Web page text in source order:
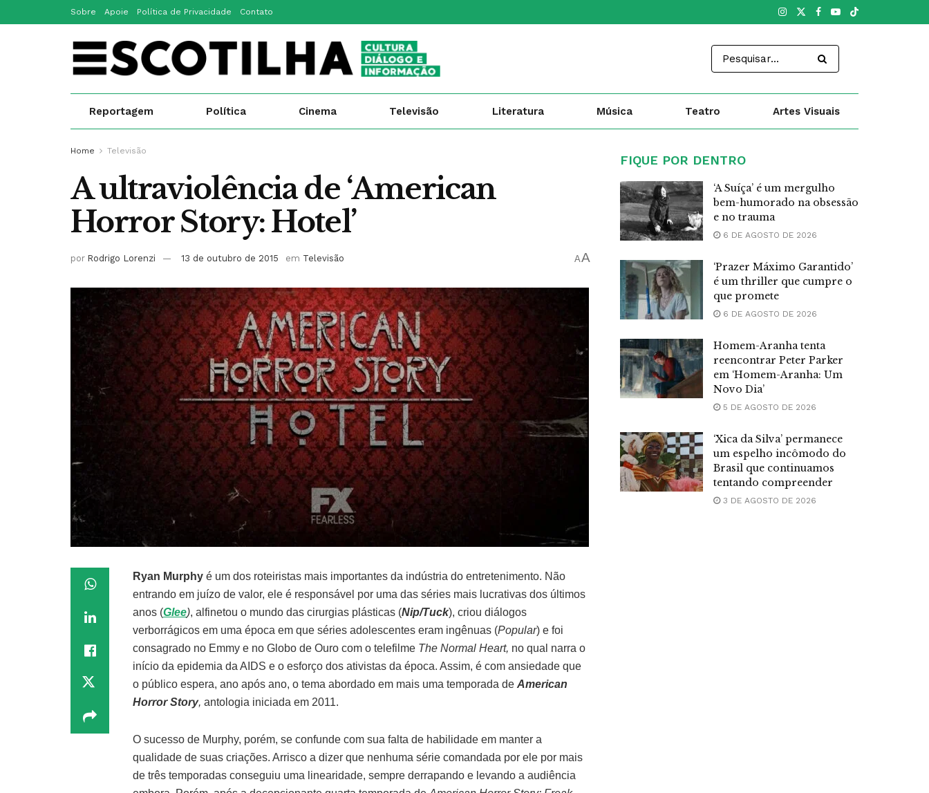
Sobre Apoie Política de Privacidade Contato
Reportagem Política Cinema Televisão Literatura Música Teatro Artes Visuais
Home Televisão
A ultraviolência de ‘American
Horror Story: Hotel’
por Rodrigo Lorenzi 13 de outubro de 2015 em Televisão AA
Ryan Murphy é um dos roteiristas mais importantes da indústria do entretenimento. Não
entrando em juízo de valor, ele é responsável por uma das séries mais lucrativas dos últimos
anos (Glee), alfinetou o mundo das cirurgias plásticas (Nip/Tuck), criou diálogos
verborrágicos em uma época em que séries adolescentes eram ingênuas (Popular) e foi
consagrado no Emmy e no Globo de Ouro com o telefilme The Normal Heart, no qual narra o
início da epidemia da AIDS e o esforço dos ativistas da época. Assim, é com ansiedade que
o público espera, ano após ano, o tema abordado em mais uma temporada de American
Horror Story, antologia iniciada em 2011.
O sucesso de Murphy, porém, se confunde com sua falta de habilidade em manter a
qualidade de suas criações. Arrisco a dizer que nenhuma série comandada por ele por mais
de três temporadas conseguiu uma linearidade, sempre derrapando e levando a audiência
FIQUE POR DENTRO
‘A Suíça’ é um mergulho
bem-humorado na obsessão
e no trauma
6 DE AGOSTO DE 2026
‘Prazer Máximo Garantido’
é um thriller que cumpre o
que promete
6 DE AGOSTO DE 2026
Homem-Aranha tenta
reencontrar Peter Parker
em ‘Homem-Aranha: Um
Novo Dia’
5 DE AGOSTO DE 2026
‘Xica da Silva’ permanece
um espelho incômodo do
Brasil que continuamos
tentando compreender
3 DE AGOSTO DE 2026